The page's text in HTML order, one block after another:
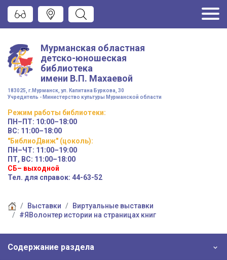
Мурманская областная
детско-юношеская
библиотека
имени В.П. Махаевой
183025, г.Мурманск, ул. Капитана Буркова, 30
Учредитель - Министерство культуры Мурманской области
Режим работы библиотеки:
ПН–ПТ: 10:00–18:00
ВС: 11:00–18:00
"БиблиоДвиж" (цоколь):
ПН–ЧТ: 11:00–19:00
ПТ, ВС: 11:00–18:00
СБ– выходной
Тел. для справок: 44-63-52
Выставки
Виртуальные выставки
#ЯВолонтер истории на страницах книг
Содержание раздела